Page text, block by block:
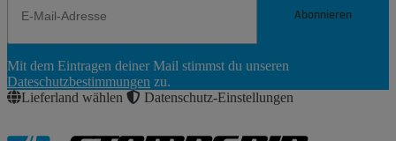
Abonnieren
Abonnieren
Mit dem Eintragen deiner Mail stimmst du unseren
Dateschutzbestimmungen zu.
Lieferland wählen
Datenschutz-Einstellungen